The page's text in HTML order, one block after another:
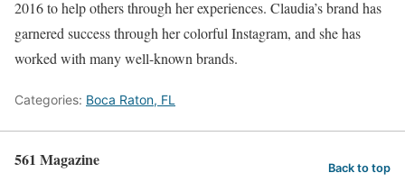
2016 to help others through her experiences. Claudia’s brand has
garnered success through her colorful Instagram, and she has
worked with many well-known brands.
Categories: Boca Raton, FL
561 Magazine Back to top